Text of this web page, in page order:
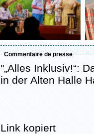
commentaire de presse
"„Alles Inklusiv!“:
in der Alten Halle
Link kopiert